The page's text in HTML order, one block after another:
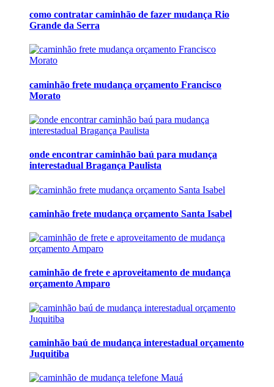
como contratar caminhão de fazer mudança Rio
Grande da Serra
caminhão frete mudança orçamento Francisco
Morato
onde encontrar caminhão baú para mudança
interestadual Bragança Paulista
caminhão frete mudança orçamento Santa Isabel
caminhão de frete e aproveitamento de mudança
orçamento Amparo
caminhão baú de mudança interestadual orçamento
Juquitiba